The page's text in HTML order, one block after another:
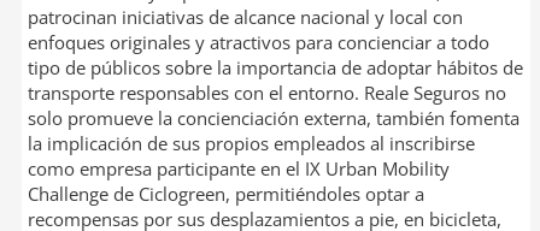
patrocinan iniciativas de alcance nacional y local con
enfoques originales y atractivos para concienciar a todo
tipo de públicos sobre la importancia de adoptar hábitos de
transporte responsables con el entorno. Reale Seguros no
solo promueve la concienciación externa, también fomenta
la implicación de sus propios empleados al inscribirse
como empresa participante en el IX Urban Mobility
Challenge de Ciclogreen, permitiéndoles optar a
recompensas por sus desplazamientos a pie, en bicicleta,